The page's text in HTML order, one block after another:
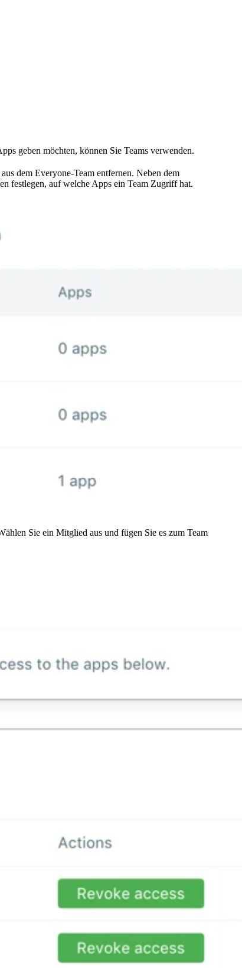
geben möchten, können Sie Teams verwenden.
dem Everyone-Team entfernen. Neben dem
festlegen, auf welche Apps ein Team Zugriff hat.
Sie ein Mitglied aus und fügen Sie es zum Team